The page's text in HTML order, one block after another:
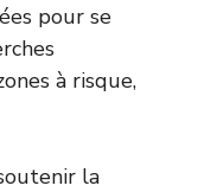
pour se
à risque,
la